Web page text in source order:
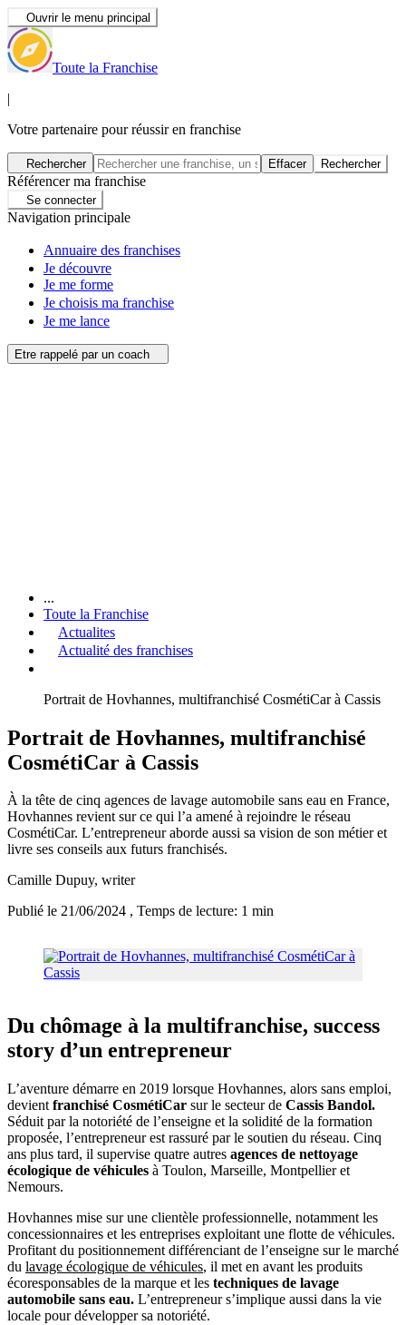
Ouvrir le menu principal
Toute la Franchise
|
Votre partenaire pour réussir en franchise
Rechercher Effacer Rechercher
Référencer ma franchise
Se connecter
Navigation principale
Annuaire des franchises
Je découvre
Je me forme
Je choisis ma franchise
Je me lance
Etre rappelé par un coach
...
Toute la Franchise
Actualites
Actualité des franchises
Portrait de Hovhannes, multifranchisé CosmétiCar à Cassis
Portrait de Hovhannes, multifranchisé
CosmétiCar à Cassis
À la tête de cinq agences de lavage automobile sans eau en France,
Hovhannes revient sur ce qui l’a amené à rejoindre le réseau
CosmétiCar. L’entrepreneur aborde aussi sa vision de son métier et
livre ses conseils aux futurs franchisés.
Camille Dupuy, writer
Publié le 21/06/2024 , Temps de lecture: 1 min
Du chômage à la multifranchise, success
story d’un entrepreneur
L’aventure démarre en 2019 lorsque Hovhannes, alors sans emploi,
devient franchisé CosmétiCar sur le secteur de Cassis Bandol.
Séduit par la notoriété de l’enseigne et la solidité de la formation
proposée, l’entrepreneur est rassuré par le soutien du réseau. Cinq
ans plus tard, il supervise quatre autres agences de nettoyage
écologique de véhicules à Toulon, Marseille, Montpellier et
Nemours.
Hovhannes mise sur une clientèle professionnelle, notamment les
concessionnaires et les entreprises exploitant une flotte de véhicules.
Profitant du positionnement différenciant de l’enseigne sur le marché
du lavage écologique de véhicules, il met en avant les produits
écoresponsables de la marque et les techniques de lavage
automobile sans eau. L’entrepreneur s’implique aussi dans la vie
locale pour développer sa notoriété.